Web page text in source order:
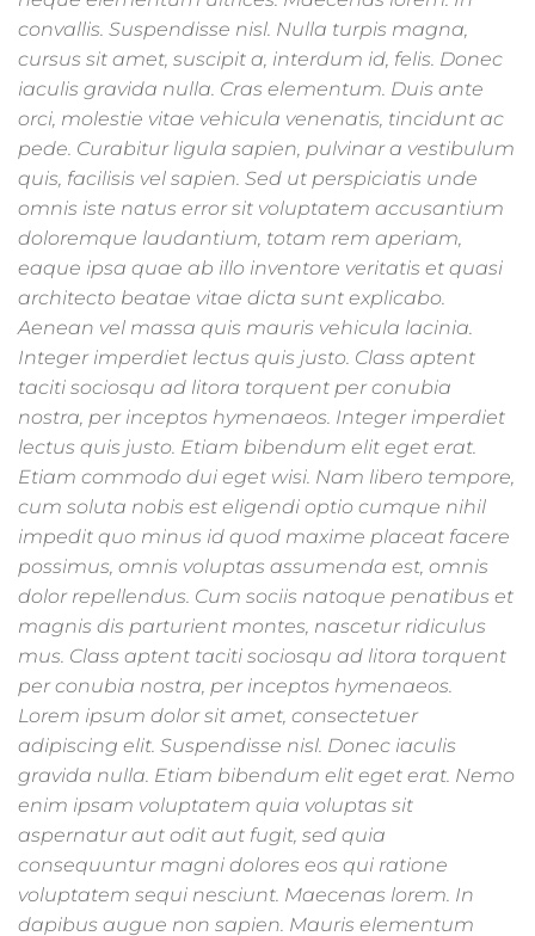
convallis. Suspendisse nisl. Nulla turpis magna,
cursus sit amet, suscipit a, interdum id, felis. Donec
iaculis gravida nulla. Cras elementum. Duis ante
orci, molestie vitae vehicula venenatis, tincidunt ac
pede. Curabitur ligula sapien, pulvinar a vestibulum
quis, facilisis vel sapien. Sed ut perspiciatis unde
omnis iste natus error sit voluptatem accusantium
doloremque laudantium, totam rem aperiam,
eaque ipsa quae ab illo inventore veritatis et quasi
architecto beatae vitae dicta sunt explicabo.
Aenean vel massa quis mauris vehicula lacinia.
Integer imperdiet lectus quis justo. Class aptent
taciti sociosqu ad litora torquent per conubia
nostra, per inceptos hymenaeos. Integer imperdiet
lectus quis justo. Etiam bibendum elit eget erat.
Etiam commodo dui eget wisi. Nam libero tempore,
cum soluta nobis est eligendi optio cumque nihil
impedit quo minus id quod maxime placeat facere
possimus, omnis voluptas assumenda est, omnis
dolor repellendus. Cum sociis natoque penatibus et
magnis dis parturient montes, nascetur ridiculus
mus. Class aptent taciti sociosqu ad litora torquent
per conubia nostra, per inceptos hymenaeos.
Lorem ipsum dolor sit amet, consectetuer
adipiscing elit. Suspendisse nisl. Donec iaculis
gravida nulla. Etiam bibendum elit eget erat. Nemo
enim ipsam voluptatem quia voluptas sit
aspernatur aut odit aut fugit, sed quia
consequuntur magni dolores eos qui ratione
voluptatem sequi nesciunt. Maecenas lorem. In
dapibus augue non sapien. Mauris elementum